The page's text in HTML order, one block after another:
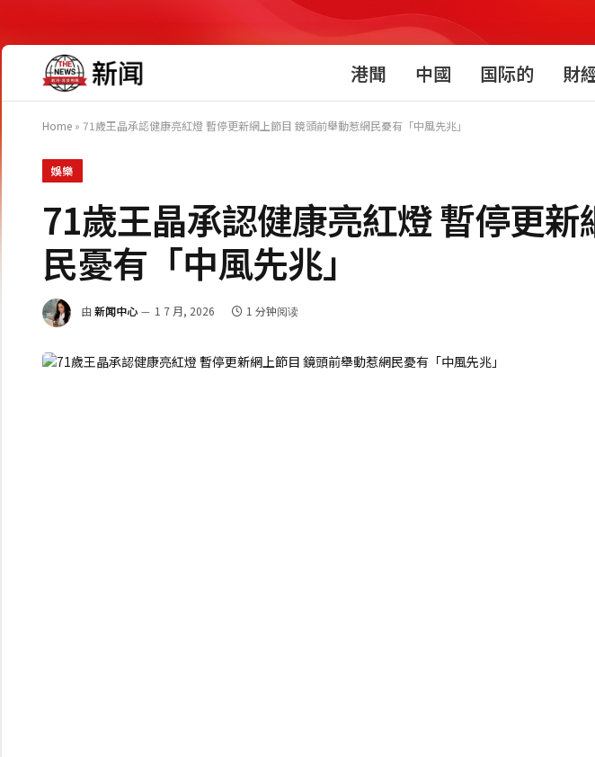
港聞 中國 国际的 財
Home » 71歲王晶承認健康亮紅燈 暫停更新網上節目 鏡頭前舉動惹網民憂有「中風先兆」
娛樂
71歲王晶承認健康亮紅燈 暫停更
民憂有「中風先兆」
由 新闻中心 1 7 月, 2026 1 分钟阅读